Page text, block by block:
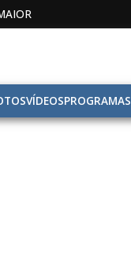
VÍDEOSPROGRAMAS